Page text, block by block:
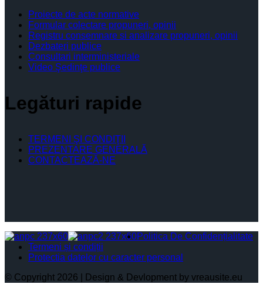
Proiecte de acte normative
Formular colectare propuneri, opinii
Registru consemnare si analizare propuneri, opinii
Dezbateri publice
Consultari interministeriale
Video Şedinţe publice
Legături rapide
TERMENI ŞI CONDIŢII
PREZENTARE GENERALĂ
CONTACTEAZĂ-NE
Politica De Confidențialitate
Termeni și condiții
Protectia datelor cu caracter personal
© Copyright 2026 | Design & Devlopment by vreausite.eu